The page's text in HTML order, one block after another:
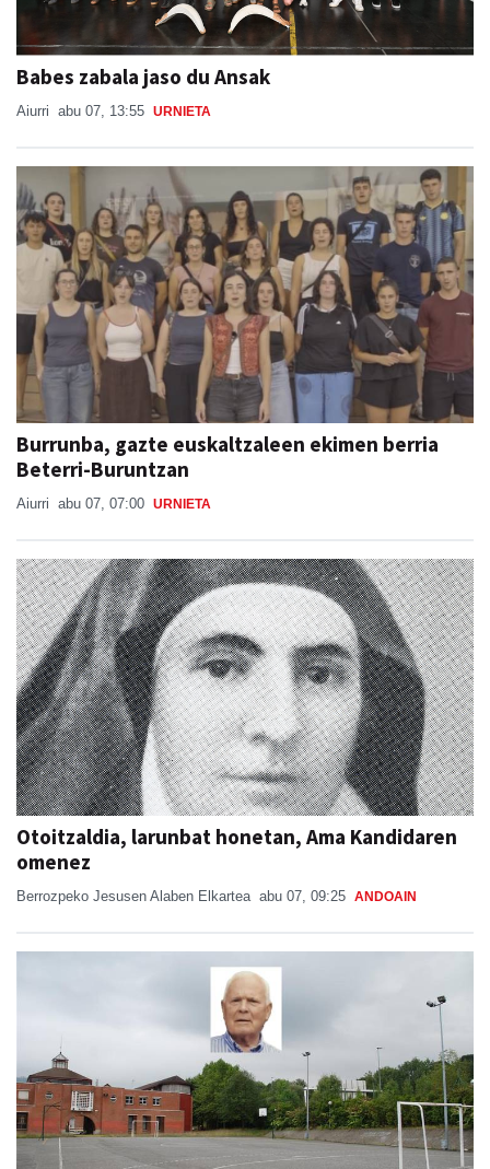
Babes zabala jaso du Ansak
Aiurri abu 07, 13:55 URNIETA
Burrunba, gazte euskaltzaleen ekimen berria
Beterri-Buruntzan
Aiurri abu 07, 07:00 URNIETA
Otoitzaldia, larunbat honetan, Ama Kandidaren
omenez
Berrozpeko Jesusen Alaben Elkartea abu 07, 09:25 ANDOAIN